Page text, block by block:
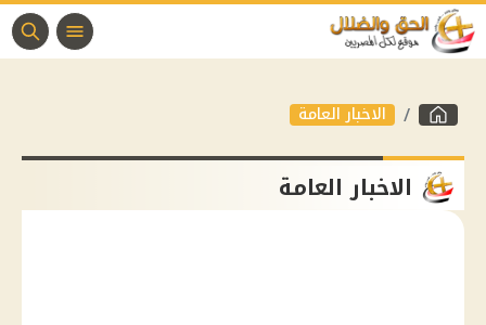
الاخبار العامة
الاخبار العامة